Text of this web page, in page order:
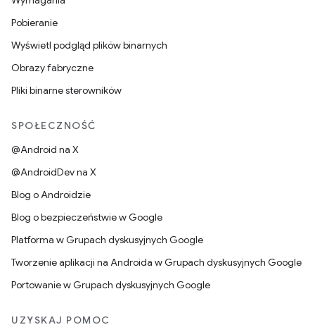
Pobieranie
Wyświetl podgląd plików binarnych
Obrazy fabryczne
Pliki binarne sterowników
SPOŁECZNOŚĆ
@Android na X
@AndroidDev na X
Blog o Androidzie
Blog o bezpieczeństwie w Google
Platforma w Grupach dyskusyjnych Google
Tworzenie aplikacji na Androida w Grupach dyskusyjnych Google
Portowanie w Grupach dyskusyjnych Google
UZYSKAJ POMOC